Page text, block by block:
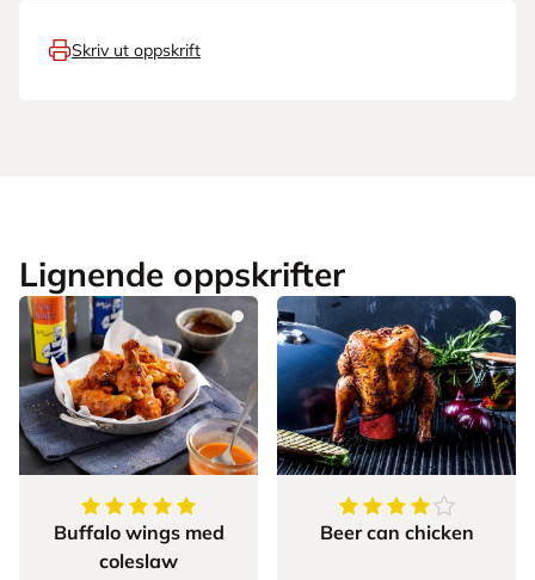
Skriv ut oppskrift
Lignende oppskrifter
5av5stjerner
Buffalo wings med
coleslaw
4av5stjerner
Beer can chicken